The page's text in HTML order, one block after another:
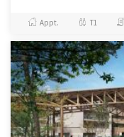
de Loire et étape
Appt. T1